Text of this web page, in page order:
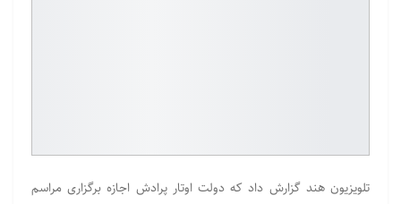
تلویزیون هند گزارش داد که دولت اوتار پرادش اجازه برگزاری مراسم